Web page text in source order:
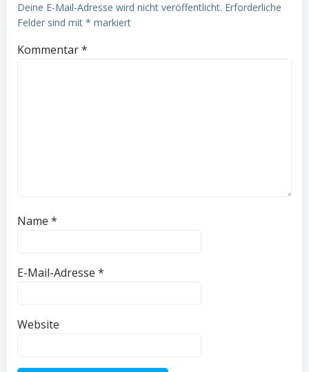
Deine E-Mail-Adresse wird nicht veröffentlicht. Erforderliche
Felder sind mit * markiert
Kommentar*
Name *
E-Mail-Adresse *
Website